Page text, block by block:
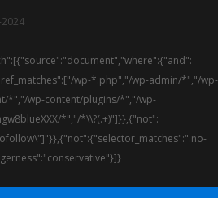
wp-*.php","/wp-admin/*","/wp-
*","/wp-content/plugins/*","/wp-
*","/*\\?(.+)"]}},{"not":